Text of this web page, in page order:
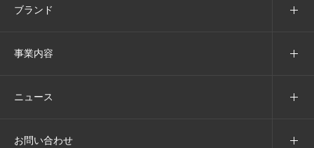
ブランド
事業内容
ニュース
お問い合わせ